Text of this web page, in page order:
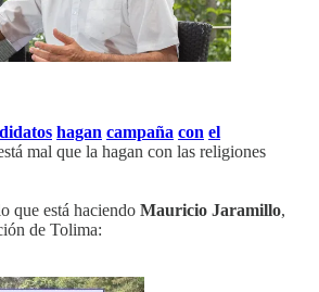
hagan campaña con el
mal que la hagan con las religiones
que está haciendo Mauricio Jaramillo,
de Tolima: